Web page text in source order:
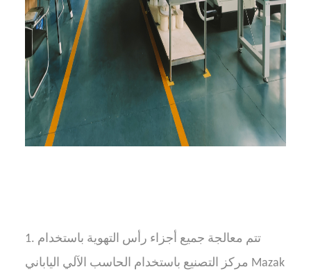
1. تتم معالجة جميع أجزاء رأس التهوية باستخدام
مركز التصنيع باستخدام الحاسب الآلي الياباني Mazak